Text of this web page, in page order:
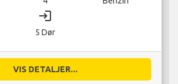
login
5 Dør
VIS DETALJER...